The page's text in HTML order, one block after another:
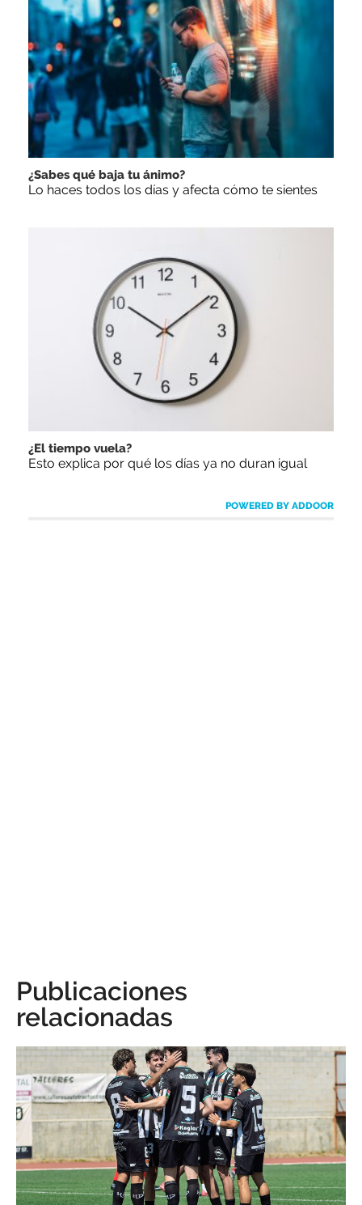
¿Sabes qué baja tu ánimo?
Lo haces todos los días y afecta cómo te sientes
¿El tiempo vuela?
Esto explica por qué los días ya no duran igual
POWERED BY ADDOOR
Publicaciones
relacionadas